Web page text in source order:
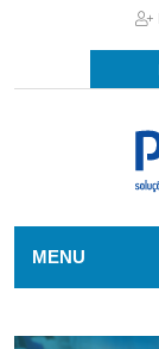
MENU